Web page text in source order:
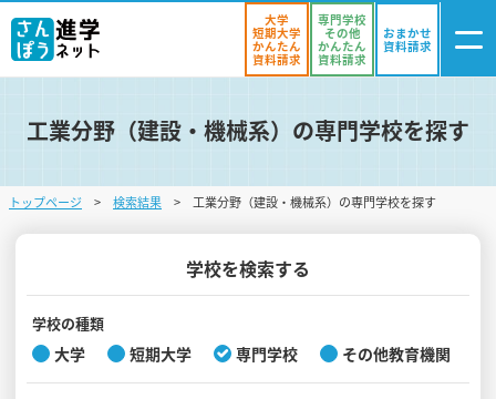
ログイン
・登録
気になる 資料リスト
学校を探す
オープンキャンパスを探す
入試・受験入門
大学
短期大学
かんたん
資料請求
専門学校
その他
かんたん
資料請求
おまかせ
資料請求
工業分野（建設・機械系）の専門学校を探す
トップページ 検索結果 工業分野（建設・機械系）の専門学校を探す
学校を検索する
学校の種類
大学 短期大学 専門学校 その他教育機関